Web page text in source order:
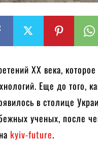
XX века,
Еще до того,
в столице
ученых, после
kyiv-future.